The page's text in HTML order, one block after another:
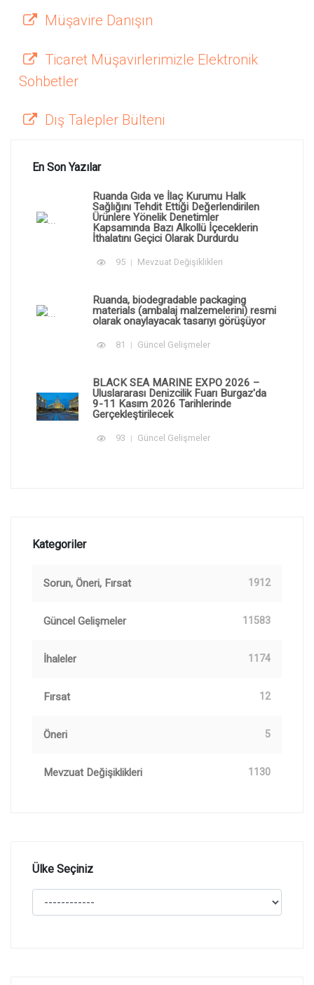
Müşavire Danışın
Ticaret Müşavirlerimizle Elektronik
Sohbetler
Dış Talepler Bülteni
En Son Yazılar
Ruanda Gıda ve İlaç Kurumu Halk
Sağlığını Tehdit Ettiği Değerlendirilen
Ürünlere Yönelik Denetimler
Kapsamında Bazı Alkollü İçeceklerin
İthalatını Geçici Olarak Durdurdu
95 Mevzuat Değişiklikleri
Ruanda, biodegradable packaging
materials (ambalaj malzemelerini) resmi
olarak onaylayacak tasarıyı görüşüyor
81 Güncel Gelişmeler
BLACK SEA MARINE EXPO 2026 –
Uluslararası Denizcilik Fuarı Burgaz'da
9-11 Kasım 2026 Tarihlerinde
Gerçekleştirilecek
93 Güncel Gelişmeler
Kategoriler
Sorun, Öneri, Fırsat 1912
Güncel Gelişmeler 11583
İhaleler 1174
Fırsat 12
Öneri 5
Mevzuat Değişiklikleri 1130
Ülke Seçiniz